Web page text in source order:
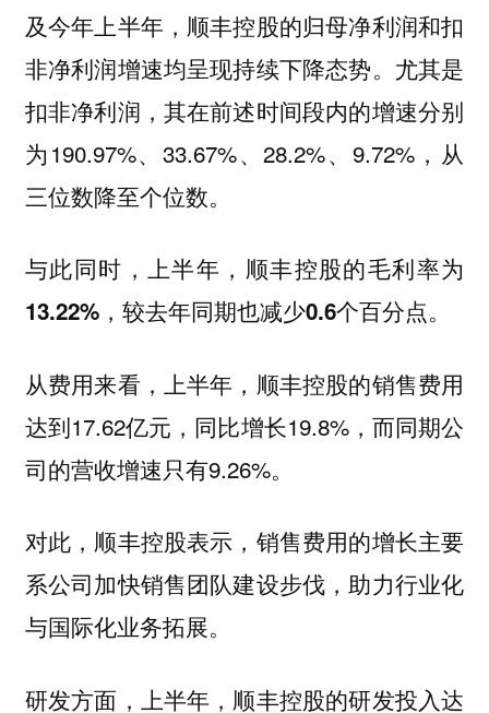
及今年上半年，顺丰控股的归母净利润和扣
非净利润增速均呈现持续下降态势。尤其是
扣非净利润，其在前述时间段内的增速分别
为190.97%、33.67%、28.2%、9.72%，从
三位数降至个位数。
与此同时，上半年，顺丰控股的毛利率为
13.22%，较去年同期也减少0.6个百分点。
从费用来看，上半年，顺丰控股的销售费用
达到17.62亿元，同比增长19.8%，而同期公
司的营收增速只有9.26%。
对此，顺丰控股表示，销售费用的增长主要
系公司加快销售团队建设步伐，助力行业化
与国际化业务拓展。
研发方面，上半年，顺丰控股的研发投入达